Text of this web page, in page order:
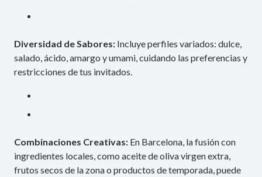
Diversidad de Sabores: Incluye perfiles variados: dulce,
salado, ácido, amargo y umami, cuidando las preferencias y
restricciones de tus invitados.
Combinaciones Creativas: En Barcelona, la fusión con
ingredientes locales, como aceite de oliva virgen extra,
frutos secos de la zona o productos de temporada, puede